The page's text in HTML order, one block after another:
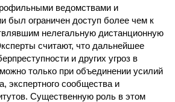
ведомствами и
был ограничен доступ более чем к
нелегальную дистанционную
считают, что дальнейшее
и других угроз в
только при объединении усилий
экспертного сообщества и
Существенную роль в этом